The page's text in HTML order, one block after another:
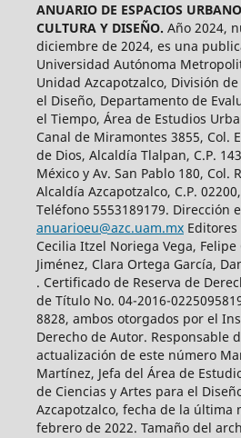
ANUARIO DE ESPACIOS
CULTURA Y DISEÑO. Año 2024,
diciembre de 2024, es una
Universidad Autónoma
Unidad Azcapotzalco, División
el Diseño, Departamento de
el Tiempo, Área de Estudios
Canal de Miramontes 3855, Col.
de Dios, Alcaldía Tlalpan, C.P.
México y Av. San Pablo 180, Col.
Alcaldía Azcapotzalco, C.P.
Teléfono 5553189179. Dirección
anuarioeu@azc.uam.mxEditores
Cecilia Itzel Noriega Vega, Felipe
Jiménez, Clara Ortega García,
. Certificado de Reserva de
de Título No. 04-2016-
8828, ambos otorgados por el
Derecho de Autor. Responsable
actualización de este número
Martínez, Jefa del Área de
de Ciencias y Artes para el
Azcapotzalco, fecha de la última
febrero de 2022. Tamaño del